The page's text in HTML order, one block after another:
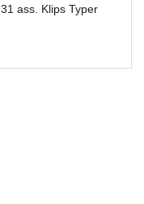
31 ass. Klips Typer